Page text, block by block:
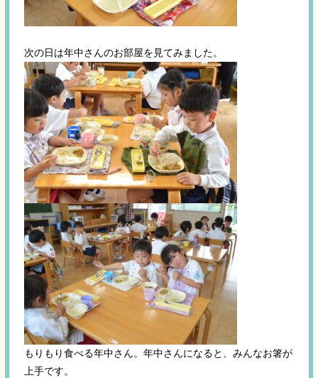
次の日は年中さんのお部屋を見てみました。
もりもり食べる年中さん。年中さんになると、みんなお箸が
上手です。